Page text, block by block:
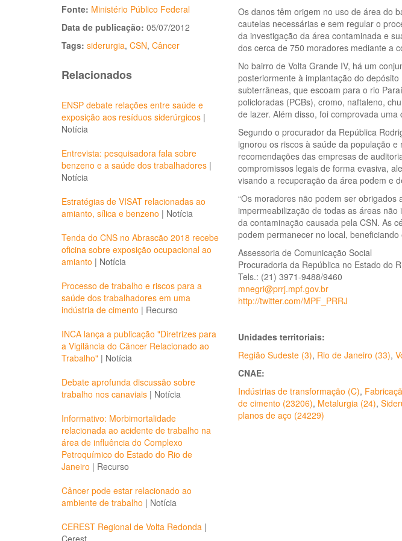
Fonte: Ministério Público Federal
Data de publicação: 05/07/2012
Tags: siderurgia, CSN, Câncer
Relacionados
ENSP debate relações entre saúde e
exposição aos resíduos siderúrgicos |
Notícia
Entrevista: pesquisadora fala sobre
benzeno e a saúde dos trabalhadores |
Notícia
Estratégias de VISAT relacionadas ao
amianto, sílica e benzeno | Notícia
Tenda do CNS no Abrascão 2018 recebe
oficina sobre exposição ocupacional ao
amianto | Notícia
Processo de trabalho e riscos para a
saúde dos trabalhadores em uma
indústria de cimento | Recurso
INCA lança a publicação "Diretrizes para
a Vigilância do Câncer Relacionado ao
Trabalho" | Notícia
Debate aprofunda discussão sobre
trabalho nos canaviais | Notícia
Informativo: Morbimortalidade
relacionada ao acidente de trabalho na
área de influência do Complexo
Petroquímico do Estado do Rio de
Janeiro | Recurso
Câncer pode estar relacionado ao
ambiente de trabalho | Notícia
CEREST Regional de Volta Redonda |
Cerest
Os danos têm origem no uso de área do
cautelas necessárias e sem regular o
da investigação da área contaminada e
dos cerca de 750 moradores mediante a
No bairro de Volta Grande IV, há um
posteriormente à implantação do
subterrâneas, que escoam para o rio
policloradas (PCBs), cromo, naftaleno,
de lazer. Além disso, foi comprovada
Segundo o procurador da República
ignorou os riscos à saúde da população
recomendações das empresas de
compromissos legais de forma evasiva,
visando a recuperação da área podem e
“Os moradores não podem ser
impermeabilização de todas as áreas
da contaminação causada pela CSN. As
podem permanecer no local,
Assessoria de Comunicação Social
Procuradoria da República no Estado do
Tels.: (21) 3971-9488/9460
mnegri@prrj.mpf.gov.br
http://twitter.com/MPF_PRRJ
Unidades territoriais:
Região Sudeste (3), Rio de Janeiro (33),
CNAE:
Indústrias de transformação (C),
de cimento (23206), Metalurgia (24),
planos de aço (24229)